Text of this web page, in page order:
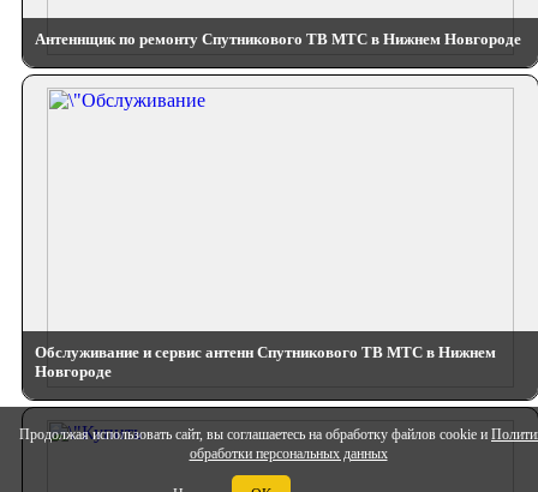
Продолжая использовать сайт, вы соглашаетесь на обработку файлов cookie и
обработки персональных данных
Антеннщик по ремонту Спутникового ТВ МТС в Нижнем Новгороде
Обслуживание и сервис антенн Спутникового ТВ МТС в Нижнем
Новгороде